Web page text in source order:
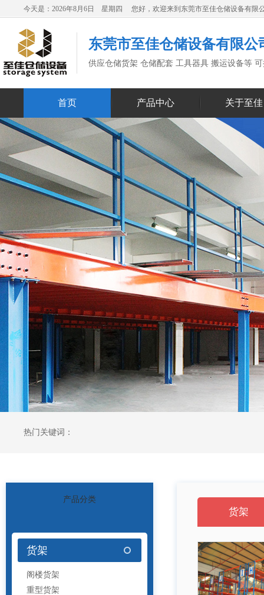
今天是：2026年8月6日 星期四 您好，欢迎来到东莞市至佳仓储设备有限
东莞市至佳仓储设备有限公
供应仓储货架 仓储配套 工具器具 搬运设备等
首页 产品中心 关于至佳
热门关键词：
产品分类
货架
阁楼货架
重型货架
货架
工具车